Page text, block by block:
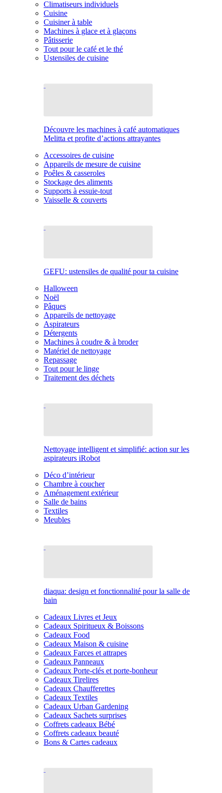
Climatiseurs individuels
Cuisine
Cuisiner à table
Machines à glace et à glaçons
Pâtisserie
Tout pour le café et le thé
Ustensiles de cuisine
Découvre les machines à café automatiques
Melitta et profite d’actions attrayantes
Accessoires de cuisine
Appareils de mesure de cuisine
Poêles & casseroles
Stockage des aliments
Supports à essuie-tout
Vaisselle & couverts
GEFU: ustensiles de qualité pour ta cuisine
Halloween
Noël
Pâques
Appareils de nettoyage
Aspirateurs
Détergents
Machines à coudre & à broder
Matériel de nettoyage
Repassage
Tout pour le linge
Traitement des déchets
Nettoyage intelligent et simplifié: action sur les
aspirateurs iRobot
Déco d’intérieur
Chambre à coucher
Aménagement extérieur
Salle de bains
Textiles
Meubles
diaqua: design et fonctionnalité pour la salle de
bain
Cadeaux Livres et Jeux
Cadeaux Spiritueux & Boissons
Cadeaux Food
Cadeaux Maison & cuisine
Cadeaux Farces et attrapes
Cadeaux Panneaux
Cadeaux Porte-clés et porte-bonheur
Cadeaux Tirelires
Cadeaux Chaufferettes
Cadeaux Textiles
Cadeaux Urban Gardening
Cadeaux Sachets surprises
Coffrets cadeaux Bébé
Coffrets cadeaux beauté
Bons & Cartes cadeaux